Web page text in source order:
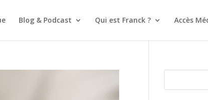
Blog & Podcast Qui est Franck ? Accès